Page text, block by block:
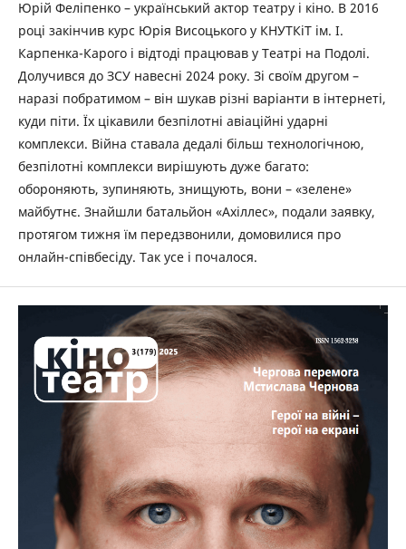
Юрій Феліпенко – український актор театру і кіно. В 2016
році закінчив курс Юрія Висоцького у КНУТКіТ ім. І.
Карпенка-Карого і відтоді працював у Театрі на Подолі.
Долучився до ЗСУ навесні 2024 року. Зі своїм другом –
наразі побратимом – він шукав різні варіанти в інтернеті,
куди піти. Їх цікавили безпілотні авіаційні ударні
комплекси. Війна ставала дедалі більш технологічною,
безпілотні комплекси вирішують дуже багато:
обороняють, зупиняють, знищують, вони – «зелене»
майбутнє. Знайшли батальйон «Ахіллес», подали заявку,
протягом тижня їм передзвонили, домовилися про
онлайн-співбесіду. Так усе і почалося.